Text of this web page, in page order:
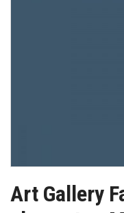
Art Gallery